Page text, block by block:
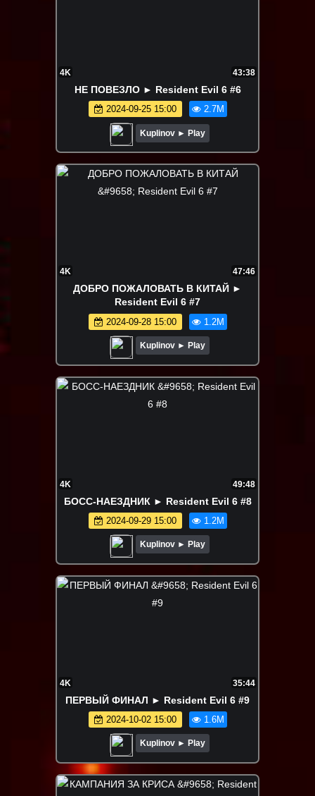
4K 43:38
НЕ ПОВЕЗЛО ► Resident Evil 6 #6
2024-09-25 15:00 2.7M
Kuplinov ► Play
4K 47:46
ДОБРО ПОЖАЛОВАТЬ В КИТАЙ ►
Resident Evil 6 #7
2024-09-28 15:00 1.2M
Kuplinov ► Play
4K 49:48
БОСС-НАЕЗДНИК ► Resident Evil 6 #8
2024-09-29 15:00 1.2M
Kuplinov ► Play
4K 35:44
ПЕРВЫЙ ФИНАЛ ► Resident Evil 6 #9
2024-10-02 15:00 1.6M
Kuplinov ► Play